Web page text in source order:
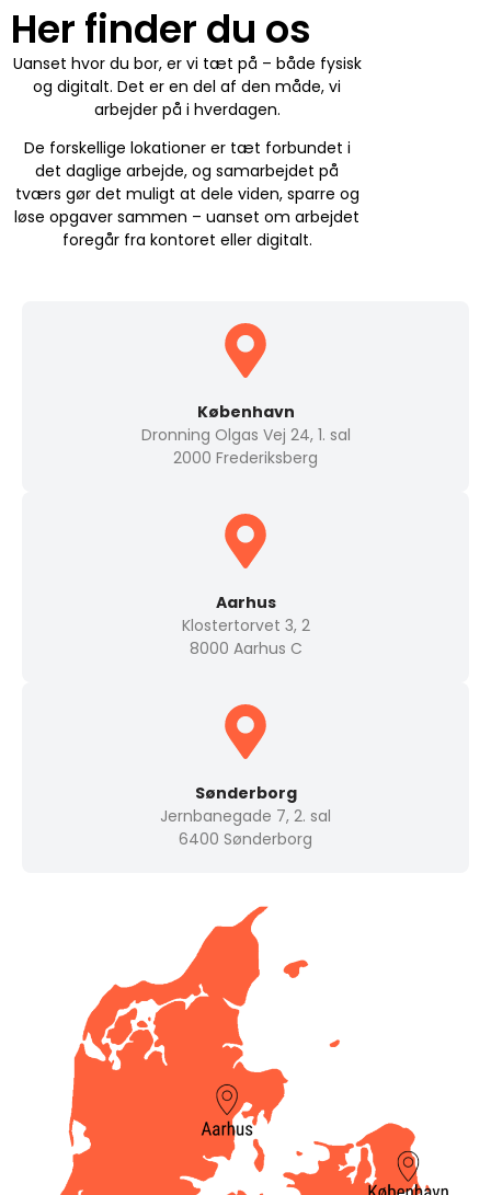
Her finder du os
Uanset hvor du bor, er vi tæt på – både fysisk
og digitalt. Det er en del af den måde, vi
arbejder på i hverdagen.
De forskellige lokationer er tæt forbundet i
det daglige arbejde, og samarbejdet på
tværs gør det muligt at dele viden, sparre og
løse opgaver sammen – uanset om arbejdet
foregår fra kontoret eller digitalt.
København
Dronning Olgas Vej 24, 1. sal
2000 Frederiksberg
Aarhus
Klostertorvet 3, 2
8000 Aarhus C
Sønderborg
Jernbanegade 7, 2. sal
6400 Sønderborg